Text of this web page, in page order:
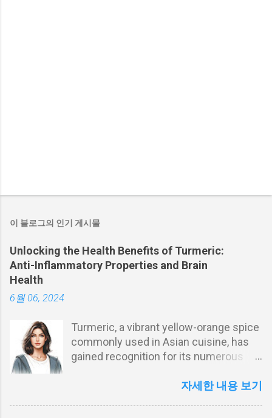
이 블로그의 인기 게시물
Unlocking the Health Benefits of Turmeric:
Anti-Inflammatory Properties and Brain
Health
6월 06, 2024
Turmeric, a vibrant yellow-orange spice
commonly used in Asian cuisine, has
gained recognition for its numerous
anti-inflammatory properties of
자세한 내용 보기